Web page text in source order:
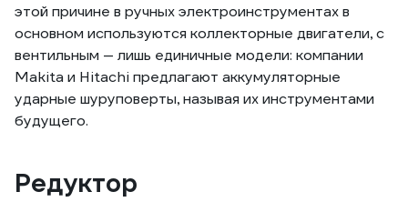
этой причине в ручных электроинструментах в
основном используются коллекторные двигатели, с
вентильным — лишь единичные модели: компании
Makita и Hitachi предлагают аккумуляторные
ударные шуруповерты, называя их инструментами
будущего.
Редуктор